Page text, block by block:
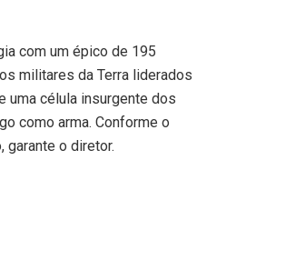
com um épico de 195
militares da Terra liderados
uma célula insurgente dos
como arma. Conforme o
o diretor.